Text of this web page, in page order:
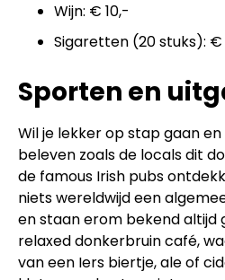
Wijn: € 10,-
Sigaretten (20 stuks): €
Sporten en
Wil je lekker op stap gaan
beleven zoals de locals dit
de famous Irish pubs
niets wereldwijd een
en staan erom bekend altijd
relaxed donkerbruin café,
van een Iers biertje, ale of